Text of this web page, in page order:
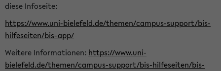
diese Infoseite:
https://www.uni-bielefeld.de/themen/campus-support/bis-
hilfeseiten/bis-app/
Weitere Informationen: https://www.uni-
bielefeld.de/themen/campus-support/bis-hilfeseiten/bis-